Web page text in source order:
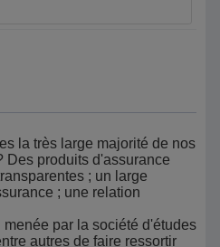
la très large majorité de nos
Des produits d'assurance
; un large
; une relation
par la société d'études
autres de faire ressortir